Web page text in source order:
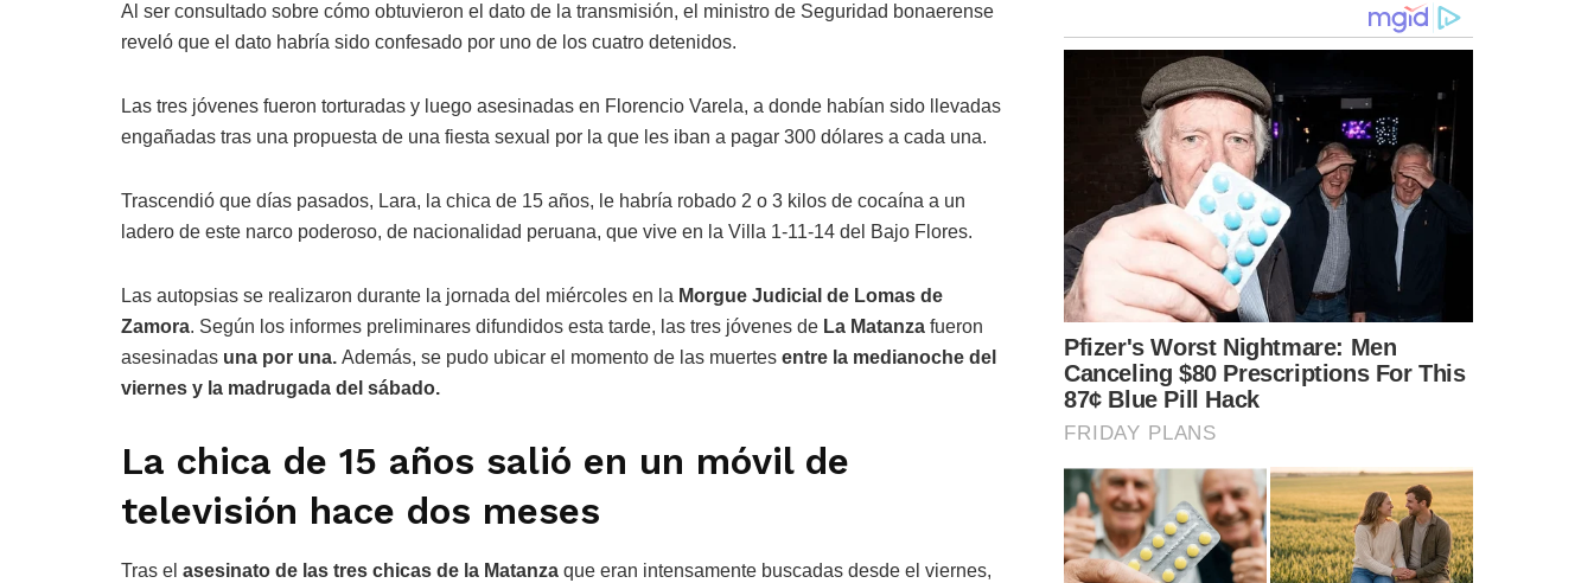
Al ser consultado sobre cómo obtuvieron el dato de la transmisión, el ministro de Seguridad bonaerense
reveló que el dato habría sido confesado por uno de los cuatro detenidos.
Las tres jóvenes fueron torturadas y luego asesinadas en Florencio Varela, a donde habían sido llevadas
engañadas tras una propuesta de una fiesta sexual por la que les iban a pagar 300 dólares a cada una.
Trascendió que días pasados, Lara, la chica de 15 años, le habría robado 2 o 3 kilos de cocaína a un
ladero de este narco poderoso, de nacionalidad peruana, que vive en la Villa 1-11-14 del Bajo Flores.
Las autopsias se realizaron durante la jornada del miércoles en la Morgue Judicial de Lomas de
Zamora. Según los informes preliminares difundidos esta tarde, las tres jóvenes de La Matanza fueron
asesinadas una por una. Además, se pudo ubicar el momento de las muertes entre la medianoche del
viernes y la madrugada del sábado.
La chica de 15 años salió en un móvil de
televisión hace dos meses
Tras el asesinato de las tres chicas de la Matanza que eran intensamente buscadas desde el viernes,